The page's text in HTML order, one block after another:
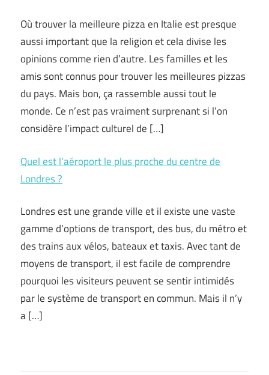
Où trouver la meilleure pizza en Italie est presque
aussi important que la religion et cela divise les
opinions comme rien d’autre. Les familles et les
amis sont connus pour trouver les meilleures pizzas
du pays. Mais bon, ça rassemble aussi tout le
monde. Ce n’est pas vraiment surprenant si l’on
considère l’impact culturel de […]
Quel est l’aéroport le plus proche du centre de
Londres ?
Londres est une grande ville et il existe une vaste
gamme d’options de transport, des bus, du métro et
des trains aux vélos, bateaux et taxis. Avec tant de
moyens de transport, il est facile de comprendre
pourquoi les visiteurs peuvent se sentir intimidés
par le système de transport en commun. Mais il n’y
a […]